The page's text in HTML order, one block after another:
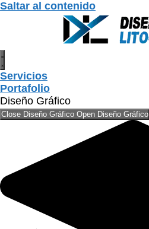
Saltar al contenido
Servicios
Portafolio
Diseño Gráfico
Close Diseño Gráfico Open Diseño Gráfico